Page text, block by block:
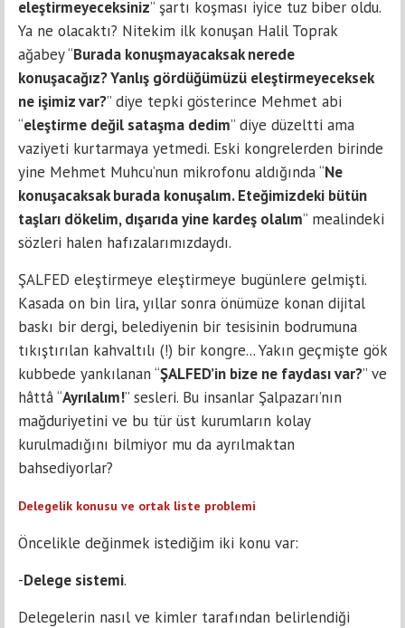
eleştirmeyeceksiniz” şartı koşması iyice tuz biber oldu.
Ya ne olacaktı? Nitekim ilk konuşan Halil Toprak
ağabey “Burada konuşmayacaksak nerede
konuşacağız? Yanlış gördüğümüzü eleştirmeyeceksek
ne işimiz var?” diye tepki gösterince Mehmet abi
“eleştirme değil sataşma dedim” diye düzeltti ama
vaziyeti kurtarmaya yetmedi. Eski kongrelerden birinde
yine Mehmet Muhcu’nun mikrofonu aldığında “Ne
konuşacaksak burada konuşalım. Eteğimizdeki bütün
taşları dökelim, dışarıda yine kardeş olalım” mealindeki
sözleri halen hafızalarımızdaydı.
ŞALFED eleştirmeye eleştirmeye bugünlere gelmişti.
Kasada on bin lira, yıllar sonra önümüze konan dijital
baskı bir dergi, belediyenin bir tesisinin bodrumuna
tıkıştırılan kahvaltılı (!) bir kongre... Yakın geçmişte gök
kubbede yankılanan “ŞALFED’in bize ne faydası var?” ve
hâttâ “Ayrılalım!” sesleri. Bu insanlar Şalpazarı’nın
mağduriyetini ve bu tür üst kurumların kolay
kurulmadığını bilmiyor mu da ayrılmaktan
bahsediyorlar?
Delegelik konusu ve ortak liste problemi
Öncelikle değinmek istediğim iki konu var:
-Delege sistemi.
Delegelerin nasıl ve kimler tarafından belirlendiği